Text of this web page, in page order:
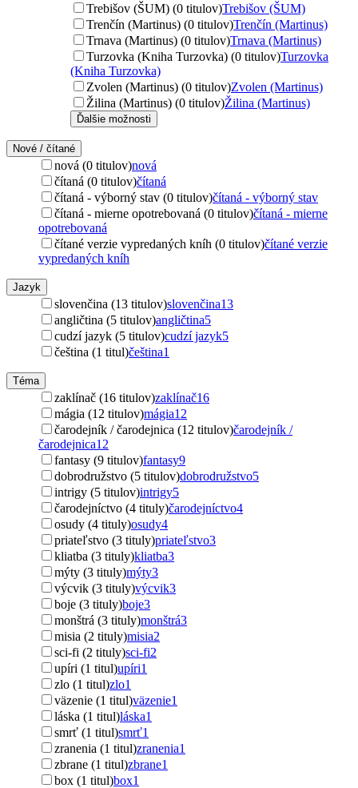
Trebišov (ŠUM) (0 titulov)Trebišov (ŠUM)
Trenčín (Martinus) (0 titulov)Trenčín (Martinus)
Trnava (Martinus) (0 titulov)Trnava (Martinus)
Turzovka (Kniha Turzovka) (0 titulov)Turzovka
(Kniha Turzovka)
Zvolen (Martinus) (0 titulov)Zvolen (Martinus)
Žilina (Martinus) (0 titulov)Žilina (Martinus)
Ďalšie možnosti
Nové / čítané
nová (0 titulov)nová
čítaná (0 titulov)čítaná
čítaná - výborný stav (0 titulov)čítaná - výborný stav
čítaná - mierne opotrebovaná (0 titulov)čítaná - mierne
opotrebovaná
čítané verzie vypredaných kníh (0 titulov)čítané verzie
vypredaných kníh
Jazyk
slovenčina (13 titulov)slovenčina13
angličtina (5 titulov)angličtina5
cudzí jazyk (5 titulov)cudzí jazyk5
čeština (1 titul)čeština1
Téma
zaklínač (16 titulov)zaklínač16
mágia (12 titulov)mágia12
čarodejník / čarodejnica (12 titulov)čarodejník /
čarodejnica12
fantasy (9 titulov)fantasy9
dobrodružstvo (5 titulov)dobrodružstvo5
intrigy (5 titulov)intrigy5
čarodejníctvo (4 tituly)čarodejníctvo4
osudy (4 tituly)osudy4
priateľstvo (3 tituly)priateľstvo3
kliatba (3 tituly)kliatba3
mýty (3 tituly)mýty3
výcvik (3 tituly)výcvik3
boje (3 tituly)boje3
monštrá (3 tituly)monštrá3
misia (2 tituly)misia2
sci-fi (2 tituly)sci-fi2
upíri (1 titul)upíri1
zlo (1 titul)zlo1
väzenie (1 titul)väzenie1
láska (1 titul)láska1
smrť (1 titul)smrť1
zranenia (1 titul)zranenia1
zbrane (1 titul)zbrane1
box (1 titul)box1